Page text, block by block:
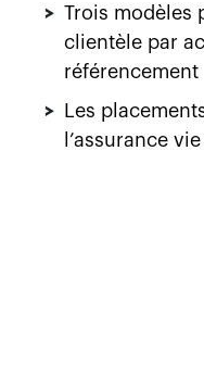
> Trois modèles
clientèle par
référencement
>
Les
l’assurance